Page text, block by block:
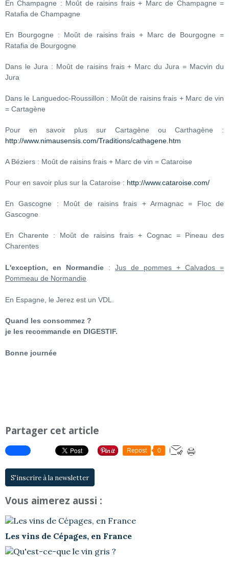
En Champagne : Moût de raisins frais + Marc de Champagne =
Ratafia de Champagne
En Bourgogne : Moût de raisins frais + Marc de Bourgogne =
Ratafia de Bourgogne
Dans le Jura : Moût de raisins frais + Marc du Jura = Macvin du
Jura
Dans le Languedoc-Roussillon : Moût de raisins frais + Marc de vin
= Cartagène
Pour en savoir plus sur Cartagène ou Carthagène :
http://www.nimausensis.com/Traditions/cathagene.htm
A Béziers : Moût de raisins frais + Marc de vin = Cataroise
Pour en savoir plus sur la Cataroise : http://www.cataroise.com/
En Gascogne : Moût de raisins frais + Armagnac = Floc de
Gascogne
En Charente : Moût de raisins frais + Cognac = Pineau des
Charentes
L'exception, en Normandie : Jus de pommes + Calvados =
Pommeau de Normandie
En Espagne, le Jerez est un VDL.
Quand les consommez ?
je les recommande en DIGESTIF.
Bonne journée
Partager cet article
Repost 0
S'inscrire à la newsletter
Vous aimerez aussi :
Les vins de Cépages, en France